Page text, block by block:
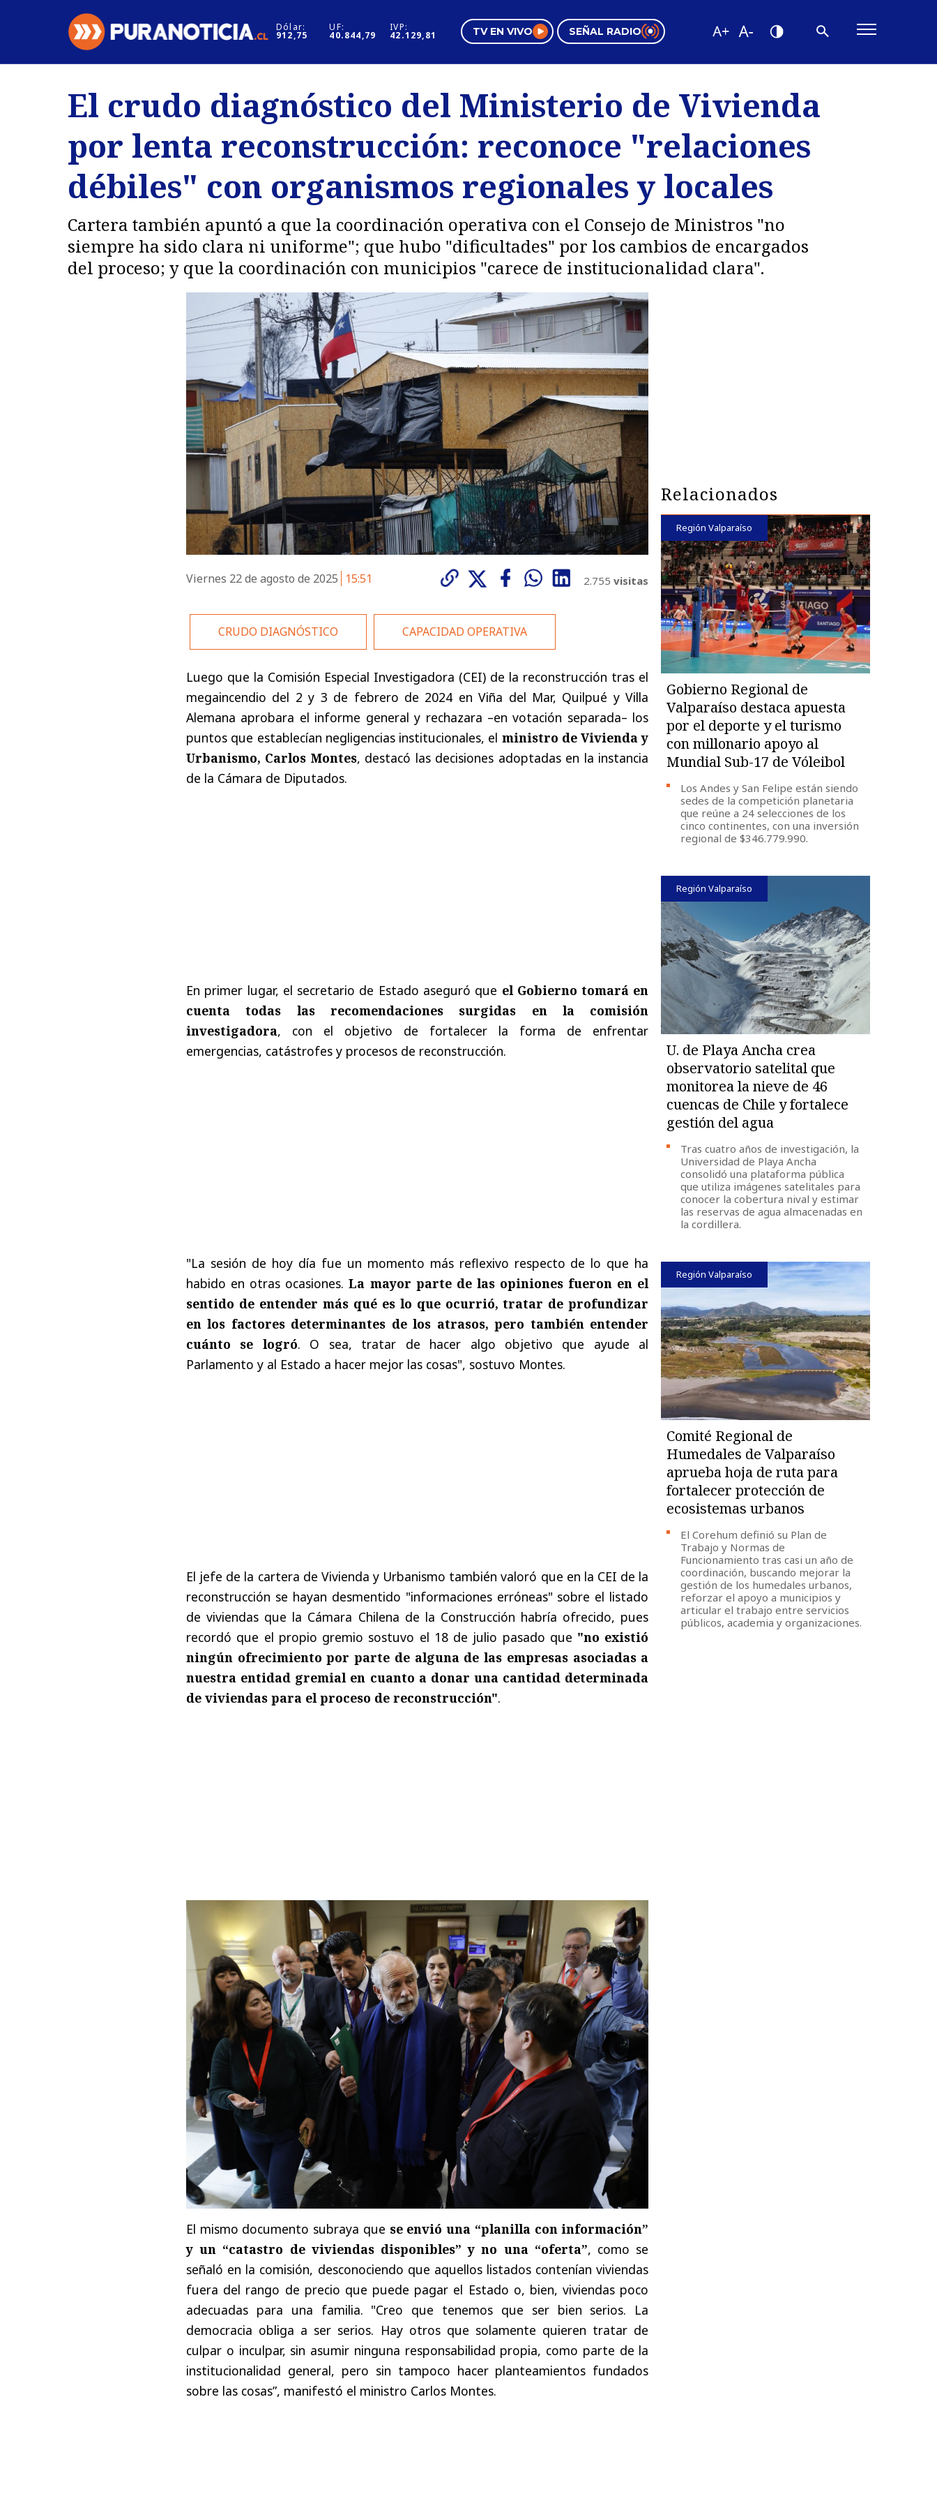
Dólar:
912,75
UF:
40.844,79
IVP:
42.129,81 TV EN VIVO SEÑAL RADIO
Regiones
Deportes
Internacional
Motores
Negocios
Pura Mujer
Tendencias
Videos
El crudo diagnóstico del Ministerio de Vivienda
por lenta reconstrucción: reconoce "relaciones
débiles" con organismos regionales y locales
Cartera también apuntó a que la coordinación operativa con el Consejo de Ministros "no
siempre ha sido clara ni uniforme"; que hubo "dificultades" por los cambios de encargados
del proceso; y que la coordinación con municipios "carece de institucionalidad clara".
Viernes 22 de agosto de 2025 15:51 2.755 visitas
CRUDO DIAGNÓSTICO CAPACIDAD OPERATIVA
Luego que la Comisión Especial Investigadora (CEI) de la reconstrucción tras el
megaincendio del 2 y 3 de febrero de 2024 en Viña del Mar, Quilpué y Villa
Alemana aprobara el informe general y rechazara –en votación separada– los
puntos que establecían negligencias institucionales, el ministro de Vivienda y
Urbanismo, Carlos Montes, destacó las decisiones adoptadas en la instancia
de la Cámara de Diputados.
En primer lugar, el secretario de Estado aseguró que el Gobierno tomará en
cuenta todas las recomendaciones surgidas en la comisión
investigadora, con el objetivo de fortalecer la forma de enfrentar
emergencias, catástrofes y procesos de reconstrucción.
"La sesión de hoy día fue un momento más reflexivo respecto de lo que ha
habido en otras ocasiones.La mayor parte de las opiniones fueron en el
sentido de entender más qué es lo que ocurrió, tratar de profundizar
en los factores determinantes de los atrasos, pero también entender
cuánto se logró. O sea, tratar de hacer algo objetivo que ayude al
Parlamento y al Estado a hacer mejor las cosas", sostuvo Montes.
El jefe de la cartera de Vivienda y Urbanismo también valoró que en la CEI de la
reconstrucción se hayan desmentido "informaciones erróneas" sobre el listado
de viviendas que la Cámara Chilena de la Construcción habría ofrecido, pues
recordó que el propio gremio sostuvo el 18 de julio pasado que "no existió
ningún ofrecimiento por parte de alguna de las empresas asociadas a
nuestra entidad gremial en cuanto a donar una cantidad determinada
de viviendas para el proceso de reconstrucción".
El mismo documento subraya que se envió una “planilla con información”
y un “catastro de viviendas disponibles” y no una “oferta”, como se
señaló en la comisión, desconociendo que aquellos listados contenían viviendas
fuera del rango de precio que puede pagar el Estado o, bien, viviendas poco
adecuadas para una familia. "Creo que tenemos que ser bien serios. La
democracia obliga a ser serios. Hay otros que solamente quieren tratar de
culpar o inculpar, sin asumir ninguna responsabilidad propia, como parte de la
institucionalidad general, pero sin tampoco hacer planteamientos fundados
sobre las cosas”, manifestó el ministro Carlos Montes.
Relacionados
Región Valparaíso
Gobierno Regional de
Valparaíso destaca apuesta
por el deporte y el turismo
con millonario apoyo al
Mundial Sub-17 de Vóleibol
Los Andes y San Felipe están siendo
sedes de la competición planetaria
que reúne a 24 selecciones de los
cinco continentes, con una inversión
regional de $346.779.990.
Región Valparaíso
U. de Playa Ancha crea
observatorio satelital que
monitorea la nieve de 46
cuencas de Chile y fortalece
gestión del agua
Tras cuatro años de investigación, la
Universidad de Playa Ancha
consolidó una plataforma pública
que utiliza imágenes satelitales para
conocer la cobertura nival y estimar
las reservas de agua almacenadas en
la cordillera.
Región Valparaíso
Comité Regional de
Humedales de Valparaíso
aprueba hoja de ruta para
fortalecer protección de
ecosistemas urbanos
El Corehum definió su Plan de
Trabajo y Normas de
Funcionamiento tras casi un año de
coordinación, buscando mejorar la
gestión de los humedales urbanos,
reforzar el apoyo a municipios y
articular el trabajo entre servicios
públicos, academia y organizaciones.